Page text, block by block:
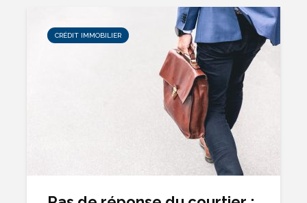
CRÉDIT IMMOBILIER